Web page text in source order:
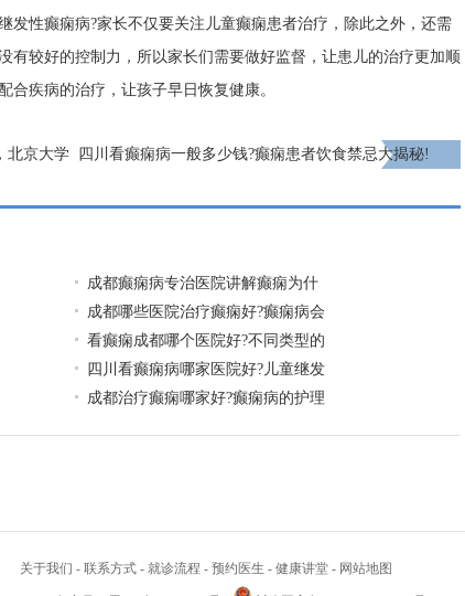
发性癫痫病?家长不仅要关注儿童癫痫患者治疗，除此之外，还需
有较好的控制力，所以家长们需要做好监督，让患儿的治疗更加顺
疾病的治疗，让孩子早日恢复健康。
北京大学
四川看癫痫病一般多少钱?癫痫患者饮食禁忌大揭秘!
成都癫痫病专治医院讲解癫痫为什
成都哪些医院治疗癫痫好?癫痫病会
看癫痫成都哪个医院好?不同类型的
四川看癫痫病哪家医院好?儿童继发
成都治疗癫痫哪家好?癫痫病的护理
关于我们 - 联系方式 - 就诊流程 - 预约医生 - 健康讲堂 - 网站地图